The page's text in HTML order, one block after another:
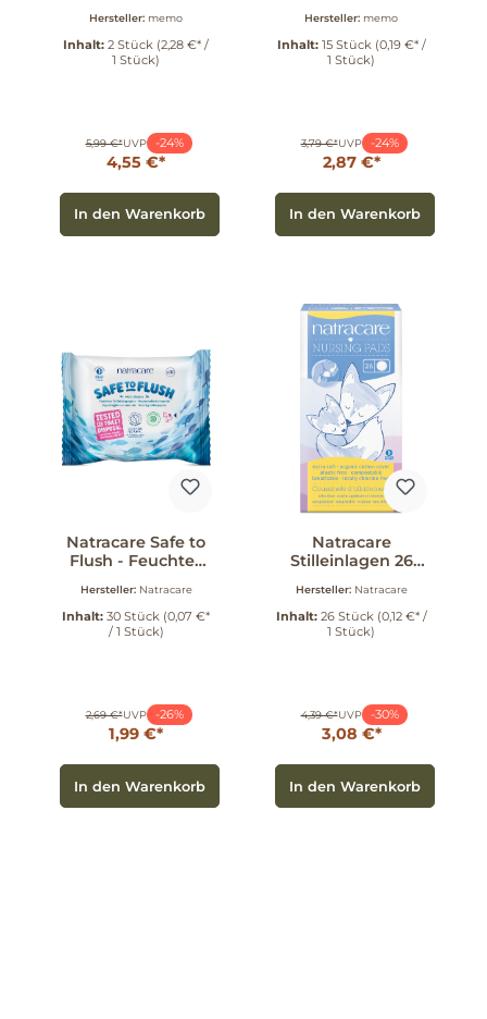
Dry 2 Stk. 2 Stück
Hersteller: memo
Inhalt: 2 Stück (2,28 €* /
1 Stück)
5,99 €*UVP -24%
4,55 €*
In den Warenkorb
soft 15 Stück
Hersteller: memo
Inhalt: 15 Stück (0,19 €* /
1 Stück)
3,79 €*UVP -24%
2,87 €*
In den Warenkorb
Natracare Safe to
Flush - Feuchtes
Stück
Hersteller: Natracare
Inhalt: 30 Stück (0,07 €*
/ 1 Stück)
2,69 €*UVP -26%
1,99 €*
In den Warenkorb
Natracare
Stilleinlagen 26
Hersteller: Natracare
Inhalt: 26 Stück (0,12 €* /
1 Stück)
4,39 €*UVP -30%
3,08 €*
In den Warenkorb